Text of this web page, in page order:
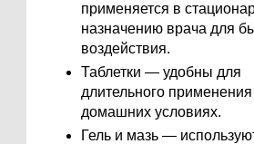
применяется в
назначению врача для
воздействия.
Таблетки — удобны для
длительного применения
домашних условиях.
Гель и мазь —